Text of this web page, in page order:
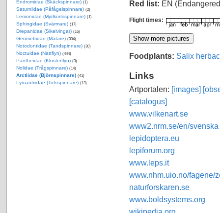
Red list: EN
Flight times:
Foodplants: Salix
Links
Artportalen: [images]
[catalogus]
www.vilkenart.se
www2.nrm.se/en/
lepidoptera.eu
lepiforum.org
www.leps.it
www.nhm.uio.no/fagene/
naturforskaren.se
www.boldsystems.org
Endromidae (Skäckspinnare) (1)
Saturniidae (Påfågelspinnare) (2)
Lemonidae (Mjölkörtsspinnare) (1)
Sphingidae (Svärmare) (17)
Drepanidae (Sikelvingar) (16)
Geometridae (Mätare) (334)
Notodontidae (Tandspinnare) (30)
Noctuidae (Nattflyn) (444)
Pantheidae (Klosterflyn) (3)
Nolidae (Trågspinnare) (14)
Arctiidae (Björnspinnare) (41)
Lymantriidae (Tofsspinnare) (13)